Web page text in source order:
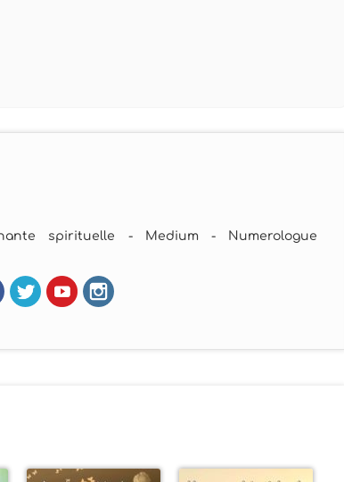
spirituelle - Medium - Numerologue